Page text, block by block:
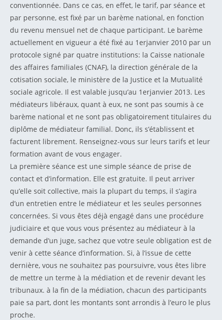
conventionnée. Dans ce cas, en effet, le tarif, par séance et
par personne, est fixé par un barème national, en fonction
du revenu mensuel net de chaque participant. Le barème
actuellement en vigueur a été fixé au 1erjanvier 2010 par un
protocole signé par quatre institutions: la Caisse nationale
des affaires familiales (CNAF), la direction générale de la
cotisation sociale, le ministère de la Justice et la Mutualité
sociale agricole. Il est valable jusqu’au 1erjanvier 2013. Les
médiateurs libéraux, quant à eux, ne sont pas soumis à ce
barème national et ne sont pas obligatoirement titulaires du
diplôme de médiateur familial. Donc, ils s’établissent et
facturent librement. Renseignez-vous sur leurs tarifs et leur
formation avant de vous engager.
La première séance est une simple séance de prise de
contact et d’information. Elle est gratuite. Il peut arriver
qu’elle soit collective, mais la plupart du temps, il s’agira
d’un entretien entre le médiateur et les seules personnes
concernées. Si vous êtes déjà engagé dans une procédure
judiciaire et que vous vous présentez au médiateur à la
demande d’un juge, sachez que votre seule obligation est de
venir à cette séance d’information. Si, à l’issue de cette
dernière, vous ne souhaitez pas poursuivre, vous êtes libre
de mettre un terme à la médiation et de revenir devant les
tribunaux. à la fin de la médiation, chacun des participants
paie sa part, dont les montants sont arrondis à l’euro le plus
proche.